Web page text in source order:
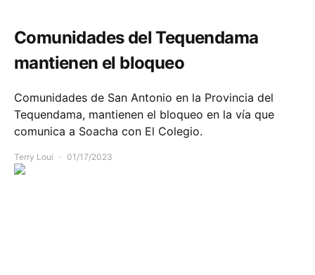
Comunidades del Tequendama
mantienen el bloqueo
Comunidades de San Antonio en la Provincia del
Tequendama, mantienen el bloqueo en la vía que
comunica a Soacha con El Colegio.
Terry Loui 01/17/2023